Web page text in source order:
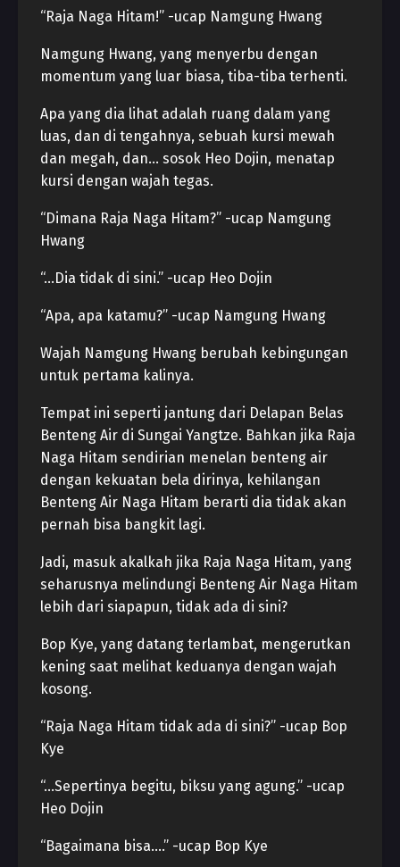
“Raja Naga Hitam!” -ucap Namgung Hwang
Namgung Hwang, yang menyerbu dengan
momentum yang luar biasa, tiba-tiba terhenti.
Apa yang dia lihat adalah ruang dalam yang
luas, dan di tengahnya, sebuah kursi mewah
dan megah, dan… sosok Heo Dojin, menatap
kursi dengan wajah tegas.
“Dimana Raja Naga Hitam?” -ucap Namgung
Hwang
“…Dia tidak di sini.” -ucap Heo Dojin
“Apa, apa katamu?” -ucap Namgung Hwang
Wajah Namgung Hwang berubah kebingungan
untuk pertama kalinya.
Tempat ini seperti jantung dari Delapan Belas
Benteng Air di Sungai Yangtze. Bahkan jika Raja
Naga Hitam sendirian menelan benteng air
dengan kekuatan bela dirinya, kehilangan
Benteng Air Naga Hitam berarti dia tidak akan
pernah bisa bangkit lagi.
Jadi, masuk akalkah jika Raja Naga Hitam, yang
seharusnya melindungi Benteng Air Naga Hitam
lebih dari siapapun, tidak ada di sini?
Bop Kye, yang datang terlambat, mengerutkan
kening saat melihat keduanya dengan wajah
kosong.
“Raja Naga Hitam tidak ada di sini?” -ucap Bop
Kye
“…Sepertinya begitu, biksu yang agung.” -ucap
Heo Dojin
“Bagaimana bisa….” -ucap Bop Kye